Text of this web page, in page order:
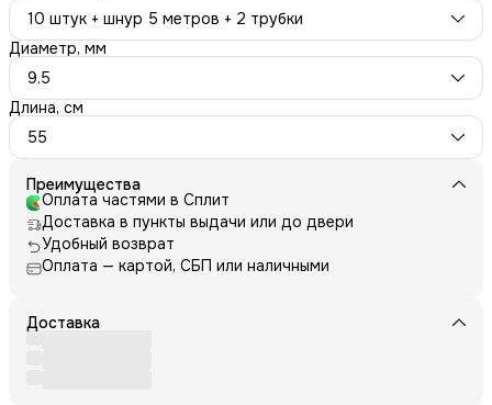
10 штук + шнур 5 метров + 2 трубки
Диаметр, мм
9.5
Длина, см
55
Преимущества
Оплата частями в Сплит
Доставка в пункты выдачи или до двери
Удобный возврат
Оплата — картой, СБП или наличными
Доставка